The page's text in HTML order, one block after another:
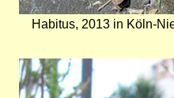
Habitus, 2013 in Köln-
Bild